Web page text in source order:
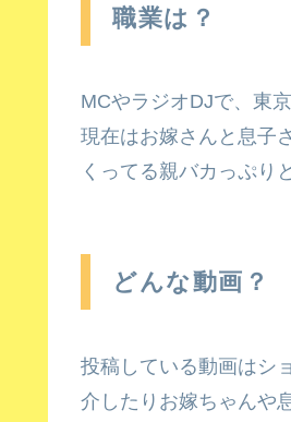
職業は？
MCやラジオDJで、東
現在はお嫁さんと息子
くってる親バカっぷり
どんな動画？
投稿している動画はシ
介したりお嫁ちゃんや